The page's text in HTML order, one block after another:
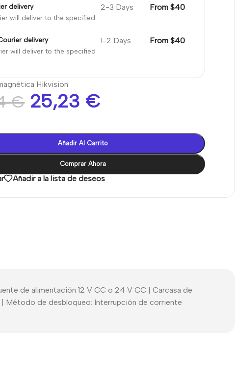
delivery
will deliver to the specified
2-3 Days From $40
delivery
will deliver to the specified
1-2 Days From $40
Hikvision
€ 25,23 €
Añadir Al Carrito
Comprar Ahora
Añadir a la lista de deseos
de alimentación 12 V CC o 24 V CC | Carcasa de
| Método de desbloqueo: Interrupción de corriente